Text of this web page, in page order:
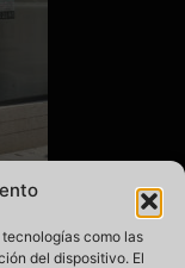
como las
del dispositivo. El